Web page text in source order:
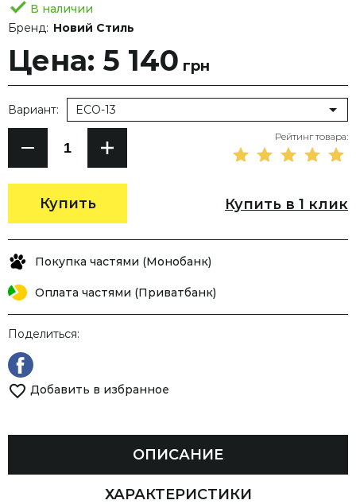
В наличии
Бренд: Новий Стиль
Цена: 5 140 грн
Купить
Вариант: ECO-13
Рейтинг товара:
Купить в 1 клик
Покупка частями (Монобанк)
Оплата частями (Приватбанк)
Поделиться:
Добавить в избранное
ОПИСАНИЕ
ХАРАКТЕРИСТИКИ